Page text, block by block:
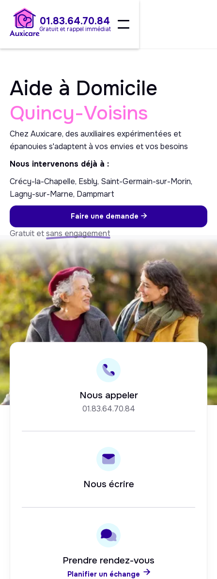
01.83.64.70.84
Gratuit et rappel immédiat
Aide à Domicile
Quincy-Voisins
Chez Auxicare, des auxiliaires expérimentées et
épanouies s'adaptent à vos envies et vos besoins
Nous intervenons déjà à :
Crécy-la-Chapelle, Esbly, Saint-Germain-sur-Morin,
Lagny-sur-Marne, Dampmart
Faire une demande 
Gratuit etsans engagement
Nous appeler
01.83.64.70.84
Nous écrire
Prendre rendez-vous
Planifier un échange 